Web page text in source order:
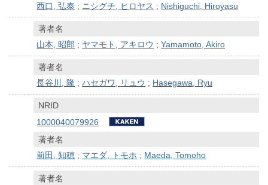
西口, 弘泰 ; ニシグチ, ヒロヤス ; Nishiguchi, Hiroyasu
著者名
山本, 昭郎 ; ヤマモト, アキロウ ;Yamamoto, Akiro
著者名
長谷川, 隆 ;ハセガワ, リュウ ; Hasegawa, Ryu
NRID
1000040079926
著者名
前田, 知穂 ; マエダ, トモホ ; Maeda, Tomoho
著者名